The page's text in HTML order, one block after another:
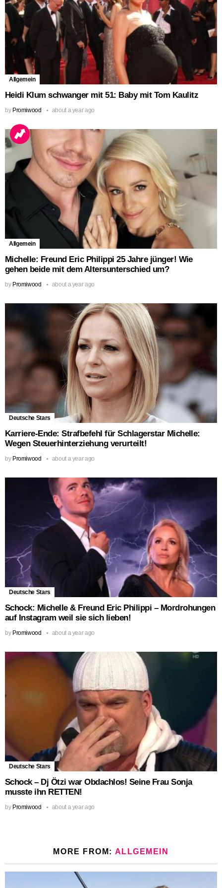
Allgemein
Heidi Klum schwanger mit 51: Baby mit Tom Kaulitz
by Promiwood about a year ago
Allgemein
Michelle: Freund Eric Philippi 25 Jahre jünger! Wie
gehen beide mit dem Altersunterschied um?
by Promiwood about a year ago
Deutsche Stars
Karriere-Ende: Strafbefehl für Schlagerstar Michelle:
Wegen Steuerhinterziehung verurteilt!
by Promiwood about a year ago
Deutsche Stars
Schock: Michelle & Freund Eric Philippi – Mordrohungen
auf Instagram weil sie sich lieben!
by Promiwood about a year ago
Deutsche Stars
Schock – Dj Ötzi war Obdachlos! Seine Frau Sonja
musste ihn RETTEN!
by Promiwood about a year ago
MORE FROM: ALLGEMEIN